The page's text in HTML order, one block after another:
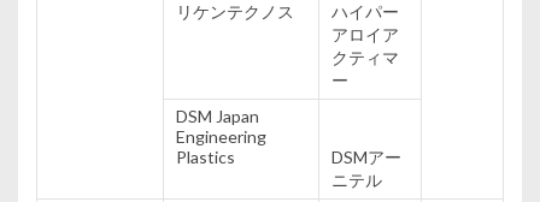
リケンテクノス
ハイパー
アロイア
クティマ
ー
DSM Japan
Engineering
Plastics
DSMアー
ニテル